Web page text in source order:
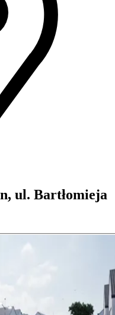
ul. Bartłomieja